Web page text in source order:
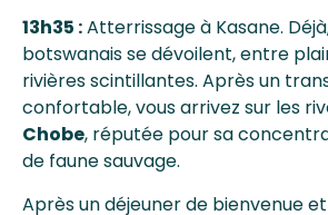
13h35 :Atterrissage à Kasane.
botswanais se dévoilent, entre
rivières scintillantes. Après un
confortable, vous arrivez sur les
Chobe, réputée pour sa
de faune sauvage.
Après un déjeuner de bienvenue